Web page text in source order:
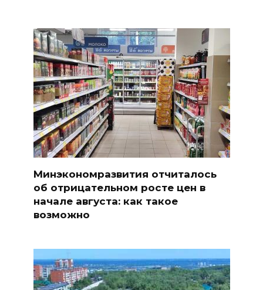
Минэкономразвития отчиталось
об отрицательном росте цен в
начале августа: как такое
возможно